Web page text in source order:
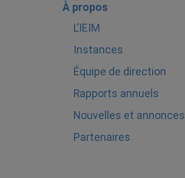
À propos
L’IEIM
Instances
Équipe de direction
Rapports annuels
Nouvelles et annonces
Partenaires